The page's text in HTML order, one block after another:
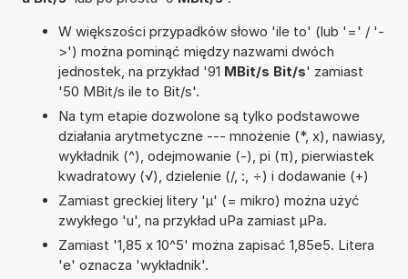
W większości przypadków słowo 'ile to' (lub '=' / '-
>') można pominąć między nazwami dwóch
jednostek, na przykład '91 MBit/s Bit/s' zamiast
'50 MBit/s ile to Bit/s'.
Na tym etapie dozwolone są tylko podstawowe
działania arytmetyczne --- mnożenie (*, x), nawiasy,
wykładnik (^), odejmowanie (-), pi (π), pierwiastek
kwadratowy (√), dzielenie (/, :, ÷) i dodawanie (+)
Zamiast greckiej litery 'µ' (= mikro) można użyć
zwykłego 'u', na przykład uPa zamiast µPa.
Zamiast '1,85 x 10^5' można zapisać 1,85e5. Litera
'e' oznacza 'wykładnik'.